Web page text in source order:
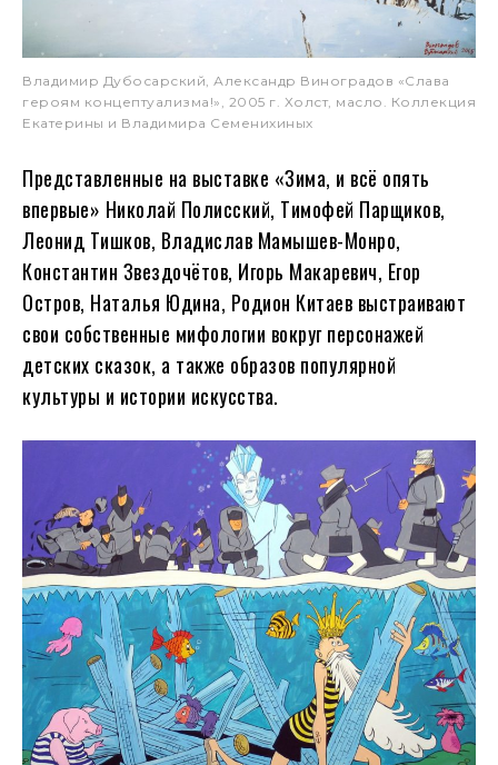
Владимир Дубосарский, Александр Виноградов «Слава
героям концептуализма!», 2005 г. Холст, масло. Коллекция
Екатерины и Владимира Семенихиных
Представленные на выставке «Зима, и всё опять
впервые» Николай Полисский, Тимофей Парщиков,
Леонид Тишков, Владислав Мамышев-Монро,
Константин Звездочётов, Игорь Макаревич, Егор
Остров, Наталья Юдина, Родион Китаев выстраивают
свои собственные мифологии вокруг персонажей
детских сказок, а также образов популярной
культуры и истории искусства.